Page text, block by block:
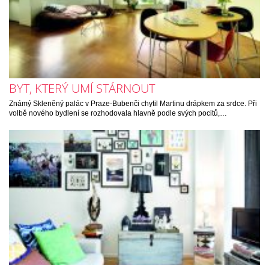
BYT, KTERÝ UMÍ STÁRNOUT
Známý Skleněný palác v Praze-Bubenči chytil Martinu drápkem za srdce. Při
volbě nového bydlení se rozhodovala hlavně podle svých pocitů,…